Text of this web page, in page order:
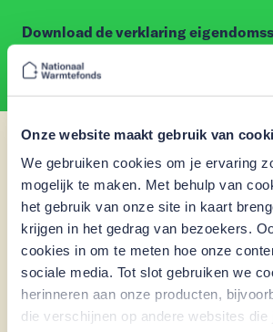
Onze website maakt gebruik van
We gebruiken cookies om je ervaring
mogelijk te maken. Met behulp van
het gebruik van onze site in kaart
krijgen in het gedrag van bezoekers.
cookies in om te meten hoe onze
sociale media. Tot slot gebruiken we
herinneren aan onze producten,
die verschijnen op andere websites die
Download de verklaring
Download Verklaring
Eigendomsstructuur
Verklaring eigendomsstructuur